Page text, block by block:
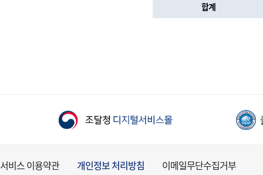
합계
서비스 이용약관 개인정보 처리방침 이메일무단수집거부